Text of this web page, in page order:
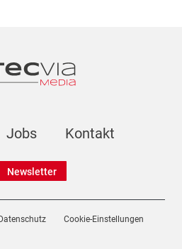
Jobs Kontakt
Newsletter
Datenschutz Cookie-Einstellungen